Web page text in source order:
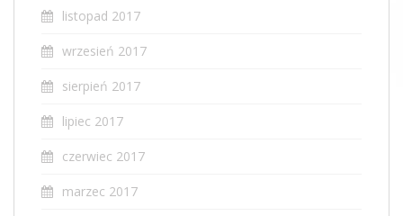
listopad 2017
wrzesień 2017
sierpień 2017
lipiec 2017
czerwiec 2017
marzec 2017